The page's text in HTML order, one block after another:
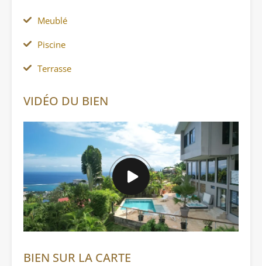
Meublé
Piscine
Terrasse
VIDÉO DU BIEN
BIEN SUR LA CARTE